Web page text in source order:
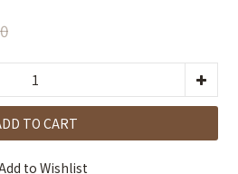
TO CART
to Wishlist